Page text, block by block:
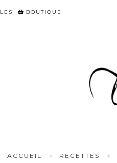
BOUTIQUE
ACCUEIL RECETTES